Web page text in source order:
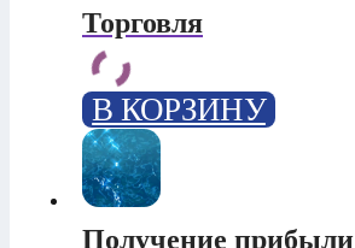
Торговля
В КОРЗИНУ
Получение прибыли